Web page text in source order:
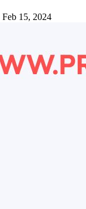
Feb 15, 2024